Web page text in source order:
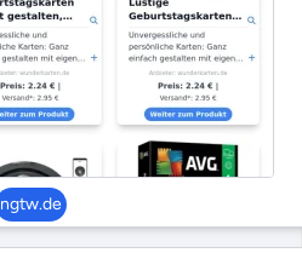
ngtw.de